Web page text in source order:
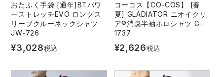
おたふく手袋 [通年]BTパワ
ーストレッチEVO ロングス
リーブクルーネックシャツ
JW-726
¥3,028税込
コーコス【CO-COS】 [春
夏] GLADIATOR ニオイクリ
ア®消臭半袖ポロシャツ G-
1737
¥2,626税込